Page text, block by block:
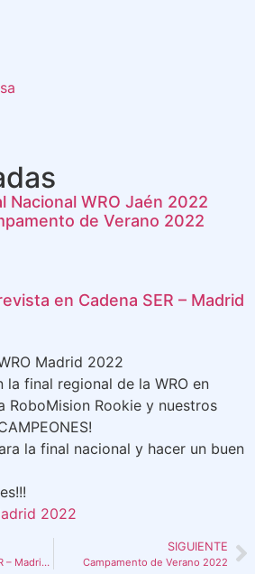
Nacional WRO Jaén 2022
de Verano 2022
en Cadena SER – Madrid
final regional de la WRO en
RoboMision Rookie y nuestros
la final nacional y hacer un buen
2022
Entrevista en Cadena SER – Madrid Sur
SIGUIENTE
Campamento de Verano 2022